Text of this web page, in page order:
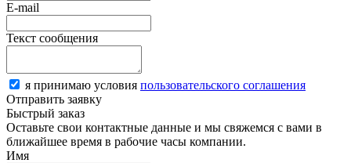
E-mail
Текст сообщения
я принимаю условия пользовательского соглашения
Отправить заявку
Быстрый заказ
Оставьте свои контактные данные и мы свяжемся с вами в
ближайшее время в рабочие часы компании.
Имя